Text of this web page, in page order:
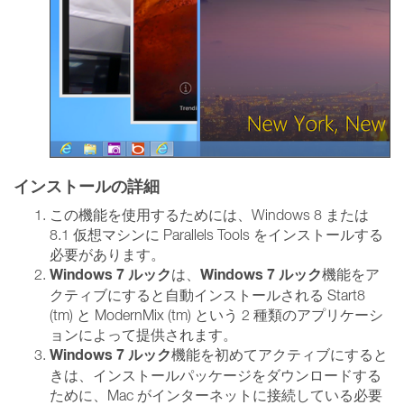
インストールの詳細
この機能を使用するためには、Windows 8 または
8.1 仮想マシンに Parallels Tools をインストールする
必要があります。
Windows 7 ルックは、 Windows 7 ルック機能をア
クティブにすると自動インストールされる Start8
(tm) と ModernMix (tm) という 2 種類のアプリケーシ
ョンによって提供されます。
Windows 7 ルック機能を初めてアクティブにすると
きは、インストールパッケージをダウンロードする
ために、Mac がインターネットに接続している必要